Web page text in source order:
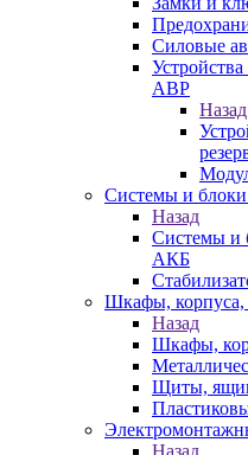
Силовые
Устройства
АВР
Назад
Системы и
Назад
Системы и
АКБ
Шкафы, корпуса,
Назад
Шкафы,
Щиты,
Назад